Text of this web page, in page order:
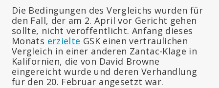
Die Bedingungen des Vergleichs wurden für
den Fall, der am 2. April vor Gericht gehen
sollte, nicht veröffentlicht. Anfang dieses
Monats erzielte GSK einen vertraulichen
Vergleich in einer anderen Zantac-Klage in
Kalifornien, die von David Browne
eingereicht wurde und deren Verhandlung
für den 20. Februar angesetzt war.